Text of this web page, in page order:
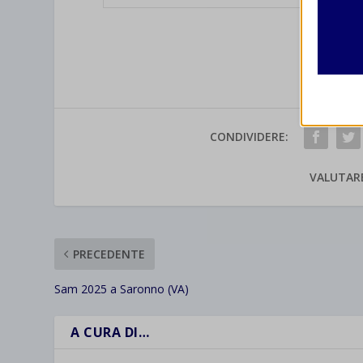
CONDIVIDERE:
PRECEDENTE
Sam 2025 a Saronno (VA)
A CURA DI…
wp-
I
Altri